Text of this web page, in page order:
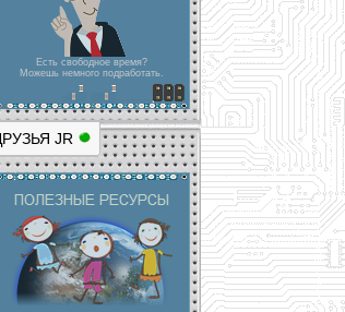
Есть свободное время?
Можешь немного подработать.
JR